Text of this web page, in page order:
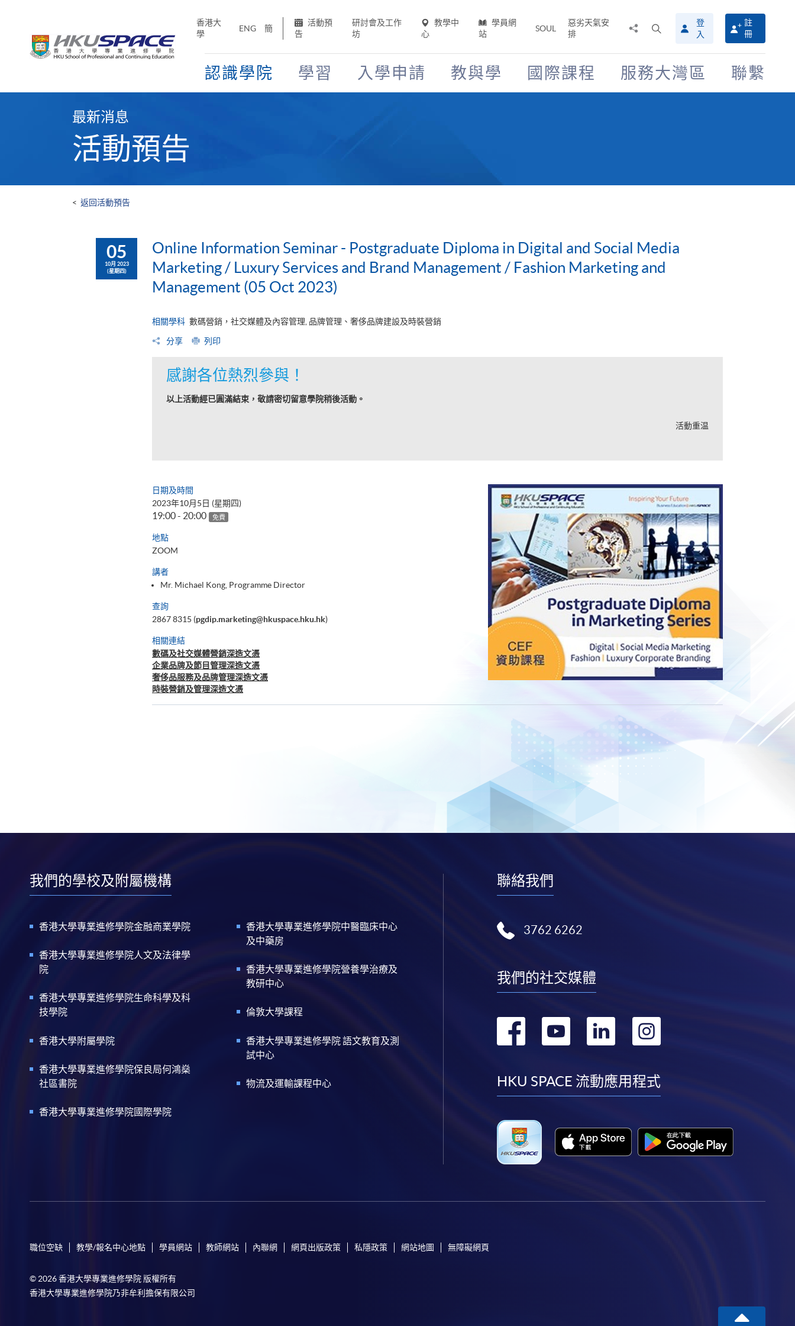
香港大
學
ENG 簡
活動預
告
研討會及工作
坊
教學中
心
學員網
站
SOUL
惡劣天氣安
排
搜
尋
介
面
登
入
註
冊
認識學院 學習 入學申請 教與學 國際課程 服務大灣區 聯繫
最新消息
活動預告
< 返回活動預告
05
10月 2023
(星期四)
Online Information Seminar - Postgraduate Diploma in Digital and Social Media
Marketing / Luxury Services and Brand Management / Fashion Marketing and
Management (05 Oct 2023)
相關學科 數碼營銷，社交媒體及內容管理, 品牌管理、奢侈品牌建設及時裝營銷
分享 列印
感謝各位熱烈參與！
以上活動經已圓滿結束，敬請密切留意學院稍後活動。
活動重温
日期及時間
2023年10月5日 (星期四)
19:00 - 20:00 免費
地點
ZOOM
講者
Mr. Michael Kong, Programme Director
查詢
2867 8315 (pgdip.marketing@hkuspace.hku.hk)
相關連結
數碼及社交媒體營銷深造文憑
企業品牌及節目管理深造文憑
奢侈品服務及品牌管理深造文憑
時裝營銷及管理深造文憑
我們的學校及附屬機構
香港大學專業進修學院金融商業學院
香港大學專業進修學院人文及法律學
院
香港大學專業進修學院生命科學及科
技學院
香港大學附屬學院
香港大學專業進修學院保良局何鴻燊
社區書院
香港大學專業進修學院國際學院
香港大學專業進修學院中醫臨床中心
及中藥房
香港大學專業進修學院營養學治療及
教研中心
倫敦大學課程
香港大學專業進修學院 語文教育及測
試中心
物流及運輸課程中心
聯絡我們
3762 6262
我們的社交媒體
轉
facebook
轉
youtube
轉
linkedin
轉
instagram
HKU SPACE 流動應用程式
職位空缺 教學/報名中心地點 學員網站 教師網站 內聯網 網頁出版政策 私隱政策 網站地圖 無障礙網頁
© 2026 香港大學專業進修學院 版權所有
香港大學專業進修學院乃非牟利擔保有限公司